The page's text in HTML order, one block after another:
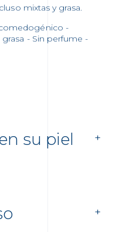
mixtas y grasa.
-
- Sin perfume -
su piel